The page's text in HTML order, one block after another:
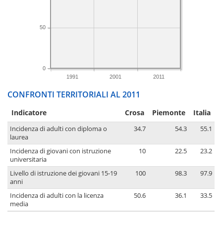
1991 2001 2011
0
50
CONFRONTI TERRITORIALI AL 2011
Indicatore Crosa Piemonte Italia
Incidenza di adulti con diploma o
laurea
34.7 54.3 55.1
Incidenza di giovani con istruzione
universitaria
10 22.5 23.2
Livello di istruzione dei giovani 15-19
anni
100 98.3 97.9
Incidenza di adulti con la licenza
media
50.6 36.1 33.5